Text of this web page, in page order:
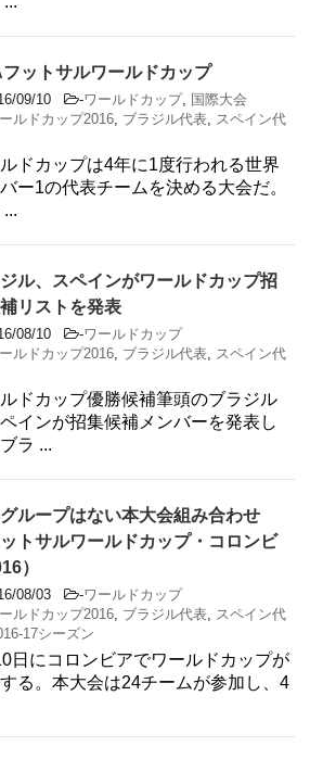
フットサルワールドカップ
09/10 -ワールドカップ, 国際大会
ルドカップ2016 ブラジル代表
スペイン代
ドカップは4年に1度行われる世界
ー1の代表チームを決める大会だ。
ル、スペインがワールドカップ招
リストを発表
08/10 -ワールドカップ
ルドカップ2016 ブラジル代表
スペイン代
ドカップ優勝候補筆頭のブラジル
インが招集候補メンバーを発表し
ラ ...
ループはない本大会組み合わせ
ットサルワールドカップ・コロンビ
）
08/03 -ワールドカップ
ルドカップ2016 ブラジル代表
スペイン代
17シーズン
日にコロンビアでワールドカップが
る。本大会は24チームが参加し、4